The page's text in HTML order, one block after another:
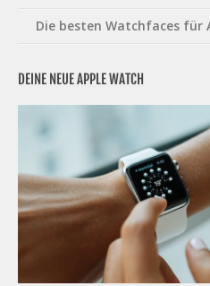
Die besten Watchfaces für
DEINE NEUE APPLE WATCH